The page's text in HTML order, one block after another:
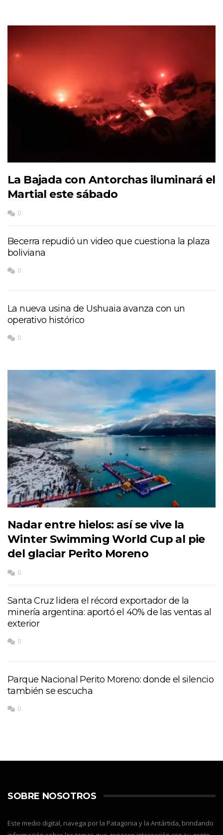
La Bajada con Antorchas iluminará el
Martial este sábado
0
Becerra repudió un video que cuestiona la plaza
boliviana
0
La nueva usina de Ushuaia avanza con un
operativo histórico
0
Nadar entre hielos: así se vive la
Winter Swimming World Cup al pie
del glaciar Perito Moreno
0
Santa Cruz lidera el récord exportador de la
minería argentina: aportó el 40% de las ventas al
exterior
0
Parque Nacional Perito Moreno: donde el silencio
también se escucha
0
SOBRE NOSOTROS
Este medio digital, navega por la Patagonia y la Antártida, brindando